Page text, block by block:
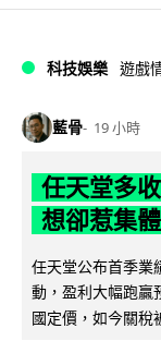
科技娛樂 遊戲
藍骨 19 小時
任天堂多
想卻惹集
任天堂公布首季業
動，盈利大幅跑贏
國定價，如今關稅